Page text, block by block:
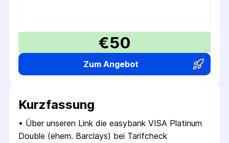
€50
Zum Angebot
Kurzfassung
• Über unseren Link die easybank VISA Platinum
Double (ehem. Barclays) bei Tarifcheck